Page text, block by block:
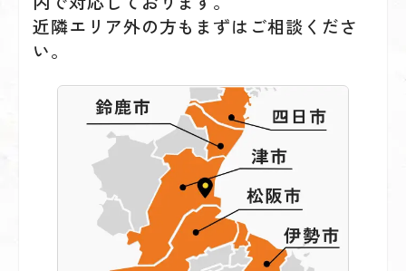
近隣エリア外の方もまずはご相談くださ
い。